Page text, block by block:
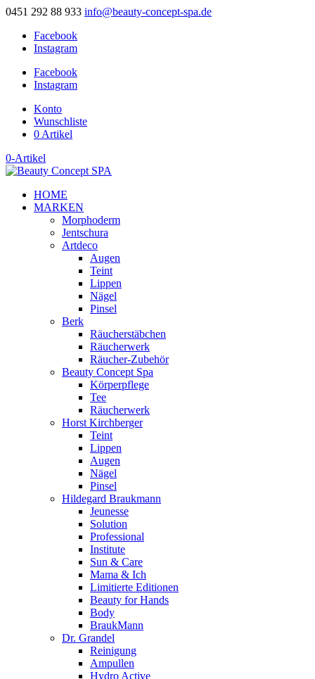
0451 292 88 933 info@beauty-concept-spa.de
Facebook
Instagram
Facebook
Instagram
Konto
Wunschliste
0 Artikel
0-Artikel
HOME
MARKEN
Morphoderm
Jentschura
Artdeco
Augen
Teint
Lippen
Nägel
Pinsel
Berk
Räucherstäbchen
Räucherwerk
Räucher-Zubehör
Beauty Concept Spa
Körperpflege
Tee
Räucherwerk
Horst Kirchberger
Teint
Lippen
Augen
Nägel
Pinsel
Hildegard Braukmann
Jeunesse
Solution
Professional
Institute
Sun & Care
Mama & Ich
Limitierte Editionen
Beauty for Hands
Body
BraukMann
Dr. Grandel
Reinigung
Ampullen
Hydro Active